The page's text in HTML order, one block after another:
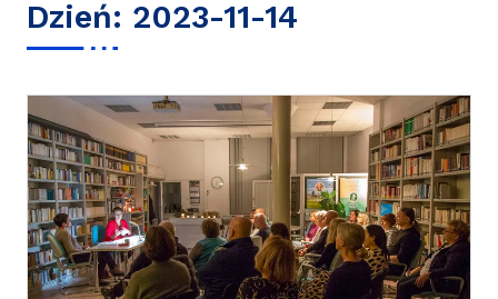
Dzień: 2023-11-14